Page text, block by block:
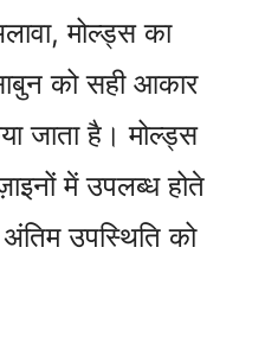
मोल्ड्स का
को सही आकार
जाता है। मोल्ड्स
में उपलब्ध होते
उपस्थिति को